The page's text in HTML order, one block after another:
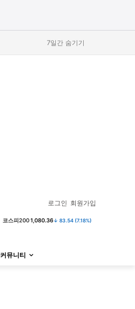
7일간 숨기기
로그인 회원가입
코스피6,258.77↓ 37.61 (0.60%)
커뮤니티